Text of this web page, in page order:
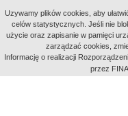
aktywności
Uzywamy plików cookies, aby
celów statystycznych. Jeśli nie
użycie oraz zapisanie w pamięci
zarządzać cookies,
Informację o realizacji
przez